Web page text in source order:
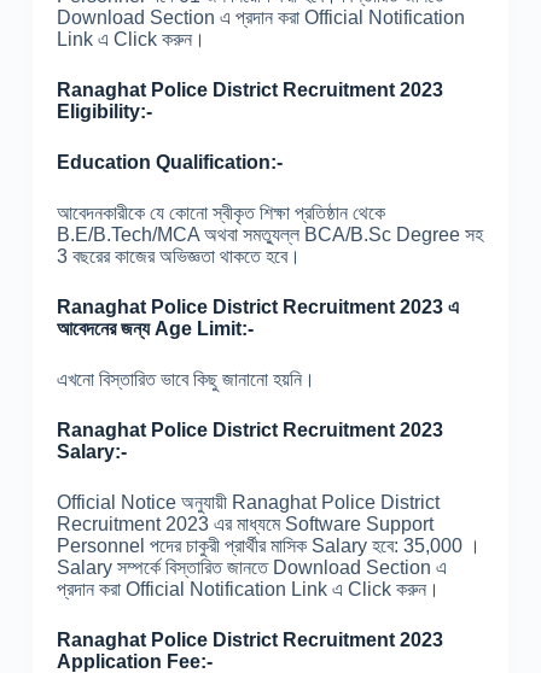
Download Section এ প্রদান করা Official Notification
Link এ Click করুন।
Ranaghat Police District Recruitment 2023
Eligibility:-
Education Qualification:-
আবেদনকারীকে যে কোনো স্বীকৃত শিক্ষা প্রতিষ্ঠান থেকে
B.E/B.Tech/MCA অথবা সমত্যুল্ল BCA/B.Sc Degree সহ
3 বছরের কাজের অভিজ্ঞতা থাকতে হবে।
Ranaghat Police District Recruitment 2023 এ
আবেদনের জন্য Age Limit:-
এখনো বিস্তারিত ভাবে কিছু জানানো হয়নি।
Ranaghat Police District Recruitment 2023
Salary:-
Official Notice অনুযায়ী Ranaghat Police District
Recruitment 2023 এর মাধ্যমে Software Support
Personnel পদের চাকুরী প্রার্থীর মাসিক Salary হবে: 35,000 ।
Salary সম্পর্কে বিস্তারিত জানতে Download Section এ
প্রদান করা Official Notification Link এ Click করুন।
Ranaghat Police District Recruitment 2023
Application Fee:-